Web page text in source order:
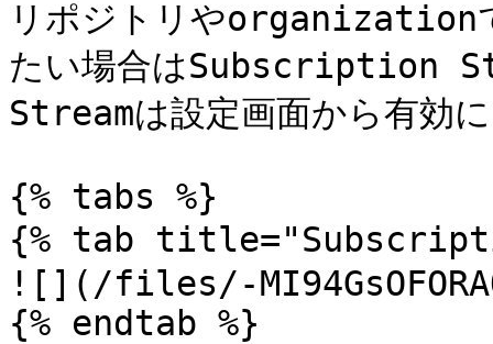
リポジトリやorganization
たい場合はSubscription
Streamは設定画面から有効
{% tabs %}
{% tab
![](/files/-
{% endtab %}